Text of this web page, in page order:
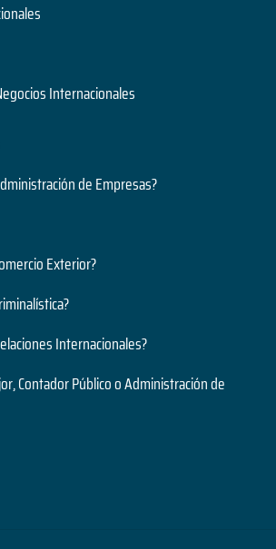
Internacionales
de Empresas?
Exterior?
Internacionales?
Contador Público o Administración de